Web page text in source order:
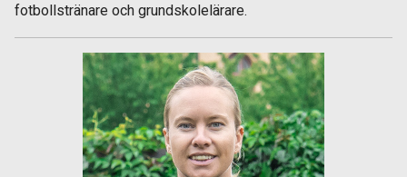
fotbollstränare och grundskolelärare.